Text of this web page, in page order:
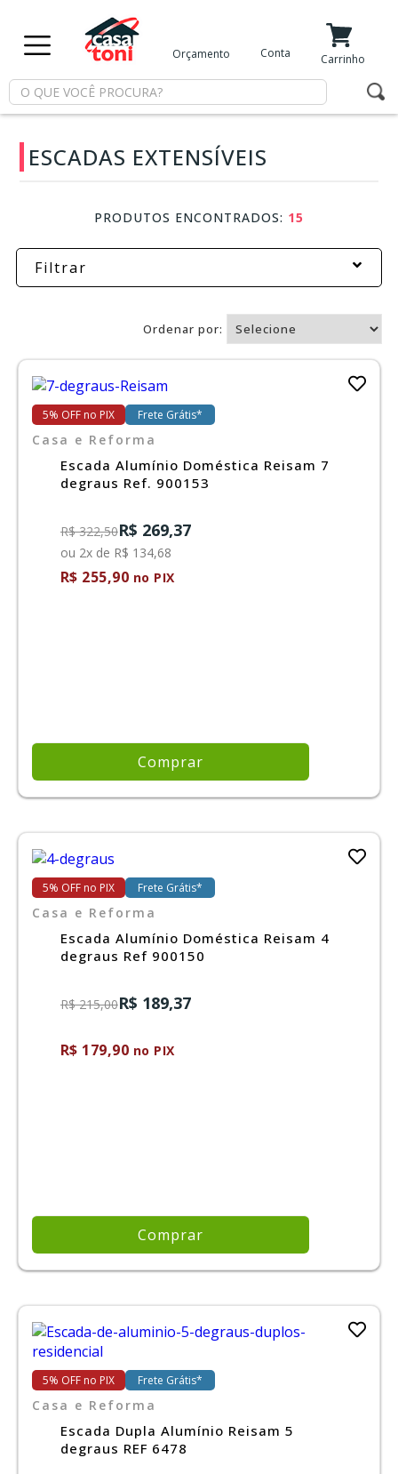
Minha Conta
Meus Favoritos
Departamentos
Tintas
Reforma
Piscina
Ferramentas
PROMOÇÃO
Orçamento Conta Carrinho
ESCADAS EXTENSÍVEIS
PRODUTOS ENCONTRADOS: 15
Filtrar
Ordenar por:
5% OFF no PIX Frete Grátis*
Casa e Reforma
Escada Alumínio Doméstica Reisam 7
degraus Ref. 900153
R$ 322,50R$ 269,37
ou 2x de R$ 134,68
R$ 255,90 no PIX
Comprar
5% OFF no PIX Frete Grátis*
Casa e Reforma
Escada Alumínio Doméstica Reisam 4
degraus Ref 900150
R$ 215,00R$ 189,37
R$ 179,90 no PIX
Comprar
5% OFF no PIX Frete Grátis*
Casa e Reforma
Escada Dupla Alumínio Reisam 5
degraus REF 6478